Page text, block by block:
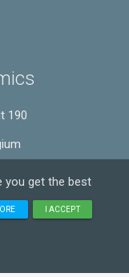
you get the best
I ACCEPT
190
les droits sont